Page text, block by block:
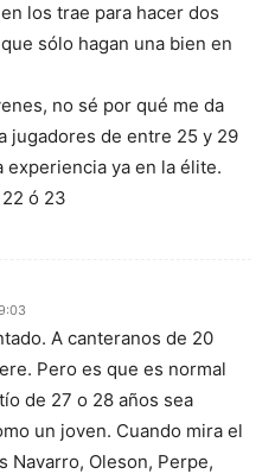
los trae para hacer dos
sólo hagan una bien en
no sé por qué me da
jugadores de entre 25 y 29
experiencia ya en la élite.
ó 23
A canteranos de 20
Pero es que es normal
de 27 o 28 años sea
un joven. Cuando mira el
Navarro, Oleson, Perpe,